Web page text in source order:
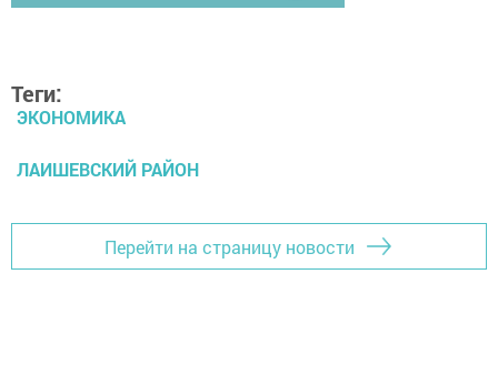
Теги:
ЭКОНОМИКА
ЛАИШЕВСКИЙ РАЙОН
Перейти на страницу новости